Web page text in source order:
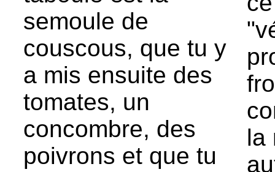
semoule de
couscous, que tu y
a mis ensuite des
tomates, un
concombre, des
poivrons et que tu
la